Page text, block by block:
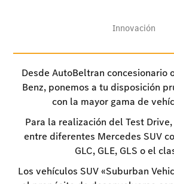
Innovación
Desde AutoBeltran concesionario
Benz, ponemos a tu disposición
con la mayor gama de
Para la realización del Test
entre diferentes Mercedes SUV
GLC, GLE, GLS o el
Los vehículos SUV «Suburban